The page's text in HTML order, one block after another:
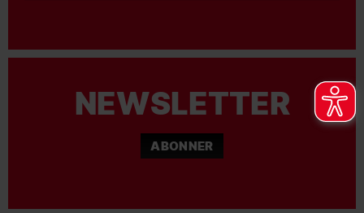
NEWSLETTER
ABONNER